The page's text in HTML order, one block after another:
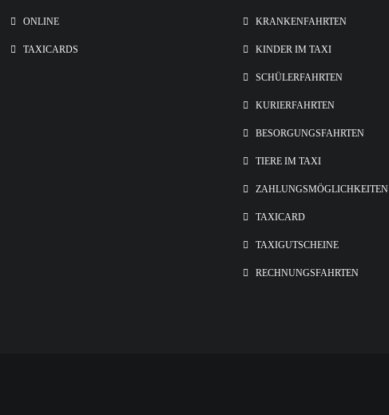
ONLINE
TAXICARDS
KRANKENFAHRTEN
KINDER IM TAXI
SCHÜLERFAHRTEN
KURIERFAHRTEN
BESORGUNGSFAHRTEN
TIERE IM TAXI
ZAHLUNGSMÖGLICHKEITEN
TAXICARD
TAXIGUTSCHEINE
RECHNUNGSFAHRTEN